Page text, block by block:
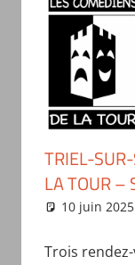
TRIEL-
LA TOUR
10 juin 2025
Trois